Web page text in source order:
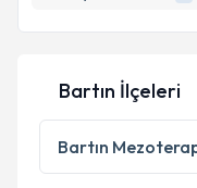
Bartın İlçeleri
Bartın